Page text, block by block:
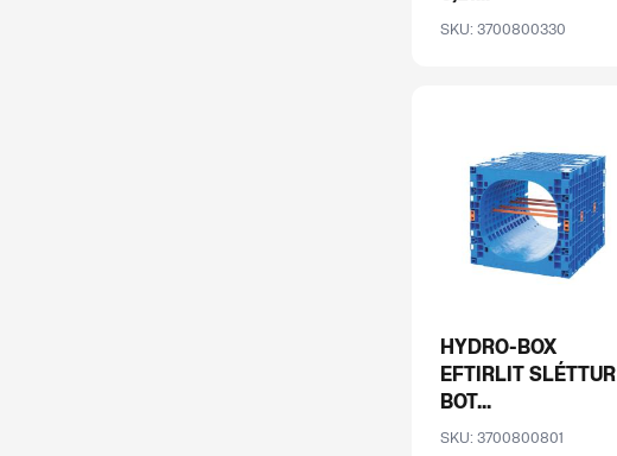
SKU: 3700800330
HYDRO-BOX
EFTIRLIT SLÉTTUR
BOT...
SKU: 3700800801